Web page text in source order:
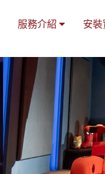
服務介紹 安裝